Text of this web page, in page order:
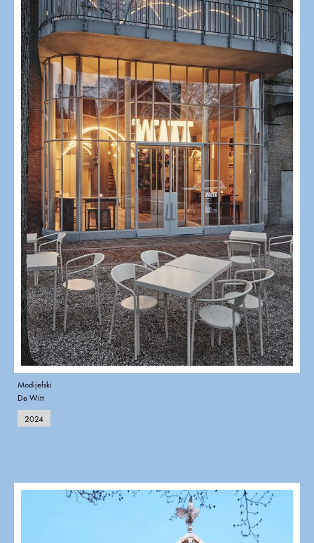
Modijefski
De Witt
2024